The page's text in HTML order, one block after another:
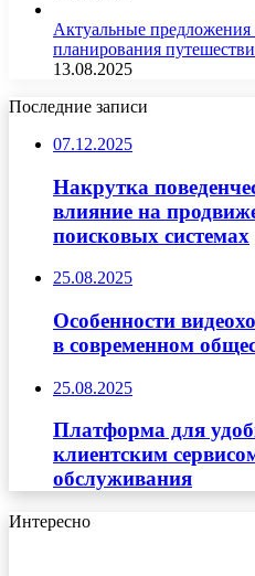
Актуальные
планирования
13.08.2025
Последние записи
07.12.2025
Накрутка
влияние на
поисковых системах
25.08.2025
Особенности
в современном
25.08.2025
Платформа для
клиентским
обслуживания
Интересно